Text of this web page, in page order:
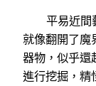
平易近間
就像翻開了魔
器物，似乎還
進行挖掘，精